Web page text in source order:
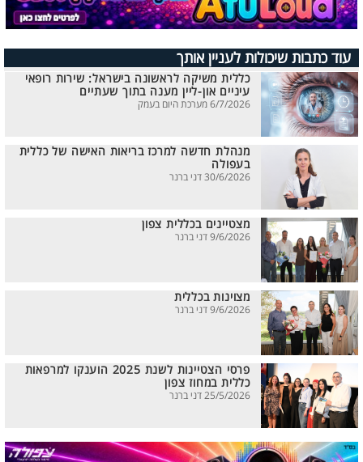
עוד כתבות שיכולות לעניין אותך
כללית משיקה לראשונה בישראל: שירות רופאי
עיניים און-ליין מענה בתוך שעתיים
6/7/2026 מערכת היום בעמק
מנהלת חדשה למרכז בריאות האישה של כללית
בעפולה
30/6/2026 דני ברנר
מצטיינים בכללית צפון
9/6/2026 דני ברנר
מצוינות בכללית
9/6/2026 דני ברנר
פרסי הצטיינות לשנת 2025 הוענקו למרפאות
כללית במחוז צפון
25/5/2026 דני ברנר